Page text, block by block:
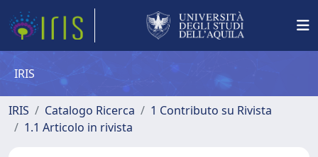
IRIS
IRIS Catalogo Ricerca
1 Contributo su Rivista
1.1 Articolo in rivista